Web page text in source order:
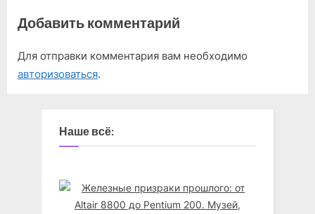
Добавить комментарий
Для отправки комментария вам необходимо
авторизоваться.
Наше всё: